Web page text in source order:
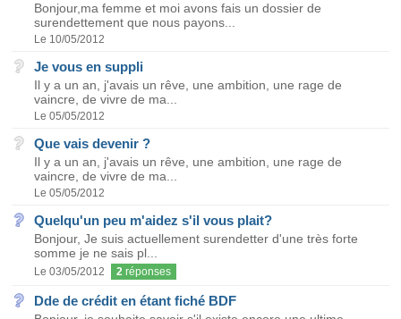
Bonjour,ma femme et moi avons fais un dossier de
surendettement que nous payons...
Le 10/05/2012
Je vous en suppli
Il y a un an, j'avais un rêve, une ambition, une rage de
vaincre, de vivre de ma...
Le 05/05/2012
Que vais devenir ?
Il y a un an, j'avais un rêve, une ambition, une rage de
vaincre, de vivre de ma...
Le 05/05/2012
Quelqu'un peu m'aidez s'il vous plait?
Bonjour, Je suis actuellement surendetter d'une très forte
somme je ne sais pl...
Le 03/05/2012 2 réponses
Dde de crédit en étant fiché BDF